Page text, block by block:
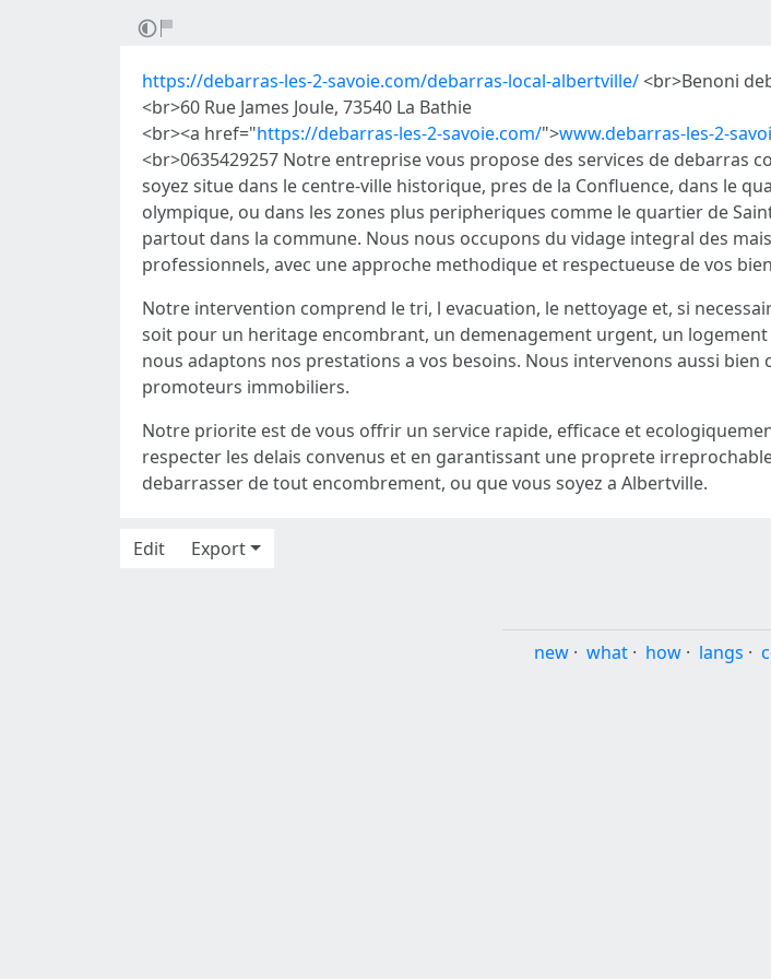
https://debarras-les-2-savoie.com/debarras-local-albertville/<br>Benoni
<br>60 Rue James Joule, 73540 La Bathie
<br><a href="https://debarras-les-2-savoie.com/">www.debarras-les-2-
<br>0635429257 Notre entreprise vous propose des services de debarras
soyez situe dans le centre-ville historique, pres de la Confluence, dans le
olympique, ou dans les zones plus peripheriques comme le quartier de
partout dans la commune. Nous nous occupons du vidage integral des
professionnels, avec une approche methodique et respectueuse de vos
Notre intervention comprend le tri, l evacuation, le nettoyage et, si
soit pour un heritage encombrant, un demenagement urgent, un
nous adaptons nos prestations a vos besoins. Nous intervenons aussi
promoteurs immobiliers.
Notre priorite est de vous offrir un service rapide, efficace et
respecter les delais convenus et en garantissant une proprete
debarrasser de tout encombrement, ou que vous soyez a Albertville.
Edit
Export
new · what · how · langs ·